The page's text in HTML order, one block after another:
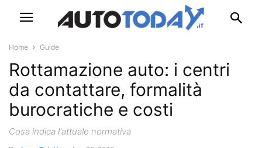
Home Guide
Rottamazione auto: i centri
da contattare, formalità
burocratiche e costi
Cosa indica l'attuale normativa